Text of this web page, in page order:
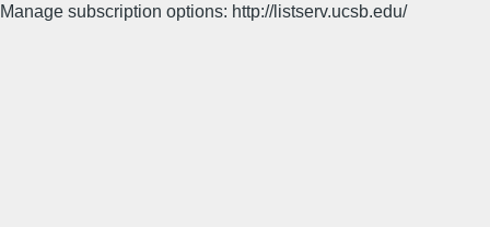
Manage subscription options: http://listserv.ucsb.edu/